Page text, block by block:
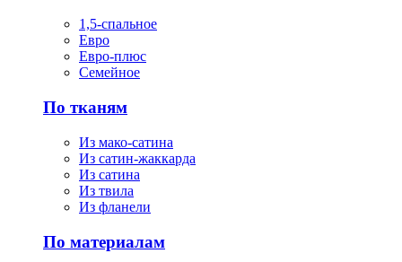
1,5-спальное
Евро
Евро-плюс
Семейное
По тканям
Из мако-сатина
Из сатин-жаккарда
Из сатина
Из твила
Из фланели
По материалам